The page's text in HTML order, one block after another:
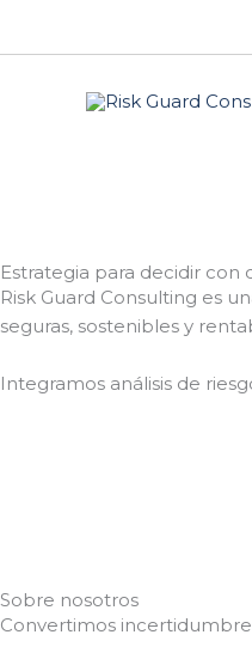
Estrategia para decidir
Risk Guard Consulting es
seguras, sostenibles y
Integramos análisis de
Sobre nosotros
Convertimos